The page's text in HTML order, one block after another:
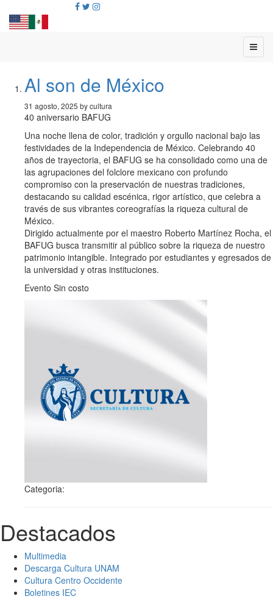
Al son de México
31 agosto, 2025 by cultura
40 aniversario BAFUG
Una noche llena de color, tradición y orgullo nacional bajo las
festividades de la Independencia de México. Celebrando 40
años de trayectoria, el BAFUG se ha consolidado como una de
las agrupaciones del folclore mexicano con profundo
compromiso con la preservación de nuestras tradiciones,
destacando su calidad escénica, rigor artístico, que celebra a
través de sus vibrantes coreografías la riqueza cultural de
México.
Dirigido actualmente por el maestro Roberto Martínez Rocha, el
BAFUG busca transmitir al público sobre la riqueza de nuestro
patrimonio intangible. Integrado por estudiantes y egresados de
la universidad y otras instituciones.
Evento Sin costo
Categoria:
Destacados
Multimedia
Descarga Cultura UNAM
Cultura Centro Occidente
Boletines IEC